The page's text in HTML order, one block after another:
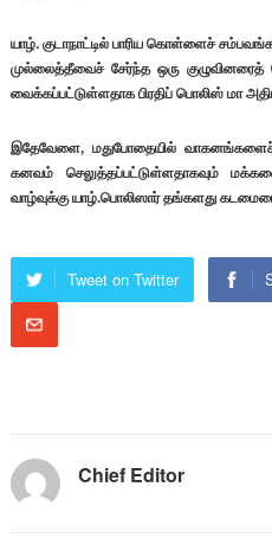
யாழ். குடாநாட்டில் பாரிய கொள்ளைச்
முல்லைத்தீவைச் சேர்ந்த ஒரு குழுவினரைத்
வைக்கப்பட்டுள்ளதாக பிரதிப் பொலிஸ் மா
இதேவேளை, மதுபோதையில் வாகனங்களைச்
கனவம் செலுத்தப்பட்டுள்ளதாகவும்
வாழ்வுக்கு யாழ்.பொலிஸார் தங்களது
Tweet on Twitter
Chief Editor